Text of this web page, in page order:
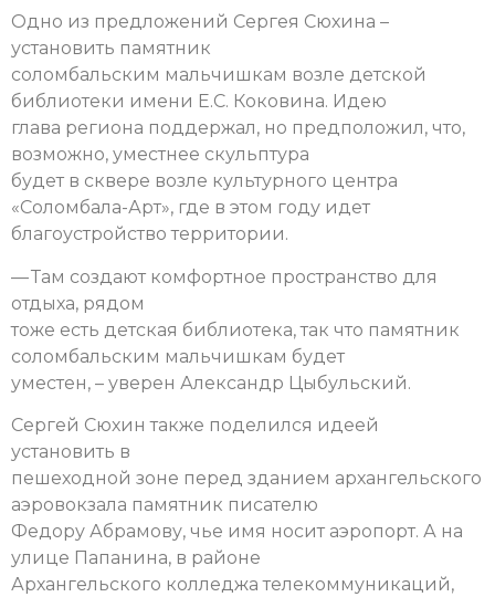
Одно из предложений Сергея Сюхина –
установить памятник
соломбальским мальчишкам возле детской
библиотеки имени Е.С. Коковина. Идею
глава региона поддержал, но предположил, что,
возможно, уместнее скульптура
будет в сквере возле культурного центра
«Соломбала-Арт», где в этом году идет
благоустройство территории.
— Там создают комфортное пространство для
отдыха, рядом
тоже есть детская библиотека, так что памятник
соломбальским мальчишкам будет
уместен, – уверен Александр Цыбульский.
Сергей Сюхин также поделился идеей
установить в
пешеходной зоне перед зданием архангельского
аэровокзала памятник писателю
Федору Абрамову, чье имя носит аэропорт. А на
улице Папанина, в районе
Архангельского колледжа телекоммуникаций,